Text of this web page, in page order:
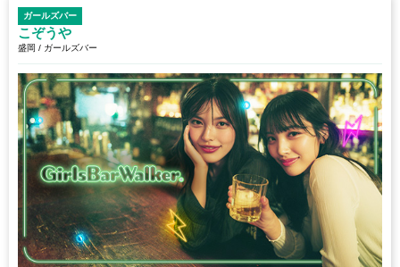
ガールズバー
こぞうや
盛岡 / ガールズバー